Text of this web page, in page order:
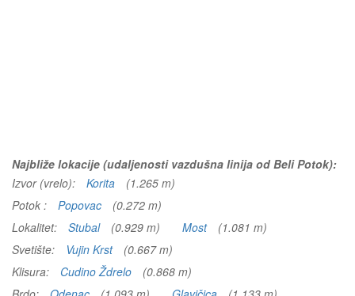
Najbliže lokacije (udaljenosti vazdušna linija od Beli Potok):
Izvor (vrelo):
Korita
(1.265 m)
Potok :
Popovac
(0.272 m)
Lokalitet:
Stubal (0.929 m) Most
(1.081 m)
Svetište:
Vujin Krst
(0.667 m)
Klisura:
Cudino Ždrelo
(0.868 m)